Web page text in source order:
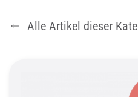
Alle Artikel dieser